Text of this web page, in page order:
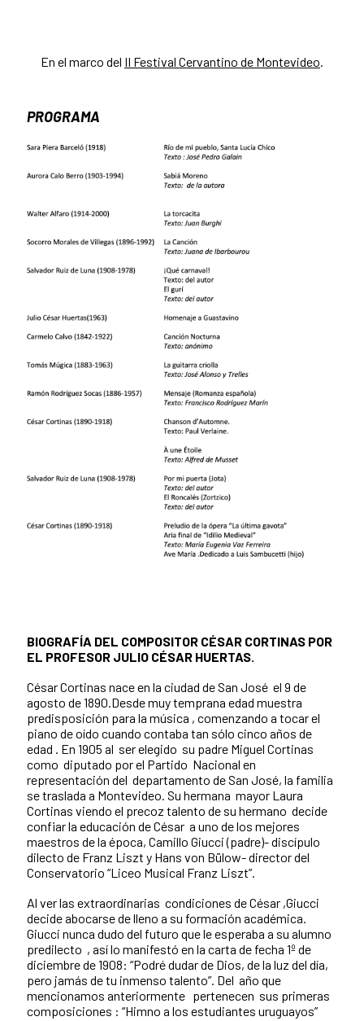
En el marco del II Festival Cervantino de Montevideo.
PROGRAMA
BIOGRAFÍA DEL COMPOSITOR CÉSAR CORTINAS POR
EL PROFESOR JULIO CÉSAR HUERTAS.
César Cortinas nace en la ciudad de San José el 9 de
agosto de 1890.Desde muy temprana edad muestra
predisposición para la música , comenzando a tocar el
piano de oído cuando contaba tan sólo cinco años de
edad . En 1905 al ser elegido su padre Miguel Cortinas
como diputado por el Partido Nacional en
representación del departamento de San José, la familia
se traslada a Montevideo. Su hermana mayor Laura
Cortinas viendo el precoz talento de su hermano decide
confiar la educación de César a uno de los mejores
maestros de la época, Camillo Giucci (padre)- discípulo
dilecto de Franz Liszt y Hans von Bülow- director del
Conservatorio “Liceo Musical Franz Liszt”.
Al ver las extraordinarias condiciones de César ,Giucci
decide abocarse de lleno a su formación académica.
Giucci nunca dudo del futuro que le esperaba a su alumno
predilecto , así lo manifestó en la carta de fecha 1º de
diciembre de 1908: “Podré dudar de Dios, de la luz del día,
pero jamás de tu inmenso talento”. Del año que
mencionamos anteriormente pertenecen sus primeras
composiciones : “Himno a los estudiantes uruguayos”